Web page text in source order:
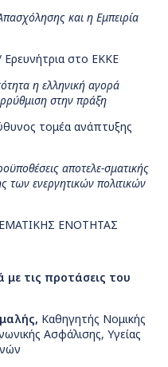
και η Εμπειρία
Ερευνήτρια στο ΕΚΚΕ
η ελληνική αγορά
στην πράξη
τομέα ανάπτυξης
αποτελε-σματικής
των ενεργητικών πολιτικών
ΕΝΟΤΗΤΑΣ
με τις προτάσεις του
Καθηγητής Νομικής
Ασφάλισης, Υγείας